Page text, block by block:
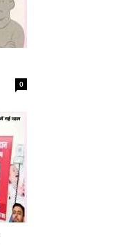
0